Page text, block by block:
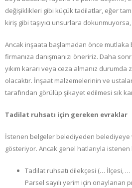
değişiklikleri gibi küçük tadilatlar, eğer
kiriş gibi taşıyıcı unsurlara
Ancak inşaata başlamadan önce
firmanıza danışmanızı öneririz. Daha
yıkım kararı veya ceza almanız durumda
olacaktır. İnşaat malzemelerinin ve
tarafından görülüp şikayet edilmesi sık
Tadilat ruhsatı için gereken evraklar
İstenen belgeler belediyeden belediyeye
gösteriyor. Ancak genel hatlarıyla
Tadilat ruhsatı dilekçesi (… İlçesi,
Parsel sayılı yerim için